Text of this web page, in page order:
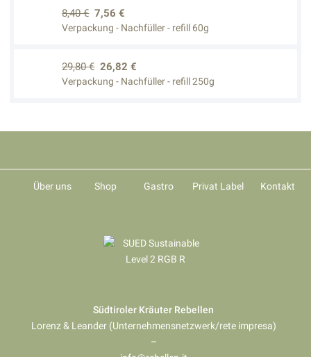
8,40 € 7,56 €
Verpackung - Nachfüller - refill 60g
29,80 € 26,82 €
Verpackung - Nachfüller - refill 250g
Über uns Shop Gastro Privat Label Kontakt
Südtiroler Kräuter Rebellen
Lorenz & Leander (Unternehmensnetzwerk/rete impresa)
–